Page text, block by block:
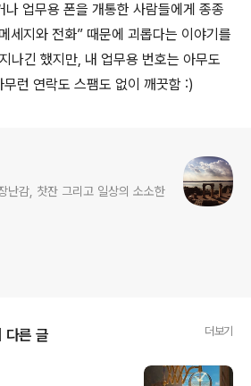
업무용 폰을 개통한 사람들에게 종종
세지와 전화” 때문에 괴롭다는 이야기를
나긴 했지만, 내 업무용 번호는 아무도
런 연락도 스팸도 없이 깨끗함 :)
난감, 찻잔 그리고 일상의 소소한
다른 글 더보기